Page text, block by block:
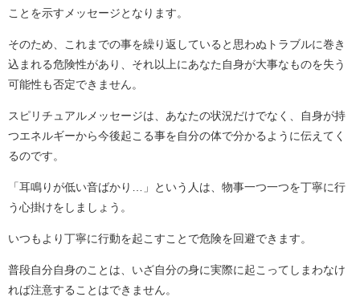
ことを示すメッセージとなります。
そのため、これまでの事を繰り返していると思わぬトラブルに巻き
込まれる危険性があり、それ以上にあなた自身が大事なものを失う
可能性も否定できません。
スピリチュアルメッセージは、あなたの状況だけでなく、自身が持
つエネルギーから今後起こる事を自分の体で分かるように伝えてく
るのです。
「耳鳴りが低い音ばかり…」という人は、物事一つ一つを丁寧に行
う心掛けをしましょう。
いつもより丁寧に行動を起こすことで危険を回避できます。
普段自分自身のことは、いざ自分の身に実際に起こってしまわなけ
れば注意することはできません。